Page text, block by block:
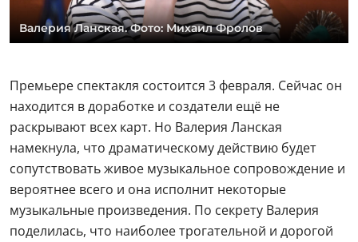
Валерия Ланская. Фото: Михаил Фролов
Премьере спектакля состоится 3 февраля. Сейчас он
находится в доработке и создатели ещё не
раскрывают всех карт. Но Валерия Ланская
намекнула, что драматическому действию будет
сопутствовать живое музыкальное сопровождение и
вероятнее всего и она исполнит некоторые
музыкальные произведения. По секрету Валерия
поделилась, что наиболее трогательной и дорогой